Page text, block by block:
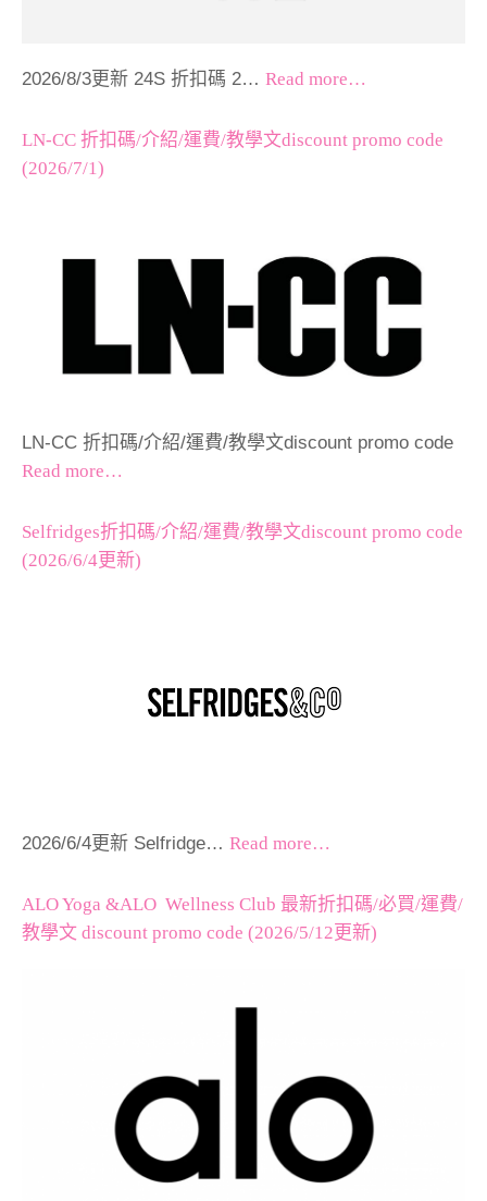
2026/8/3更新 24S 折扣碼 2… Read more…
LN-CC 折扣碼/介紹/運費/教學文discount promo code
(2026/7/1)
LN-CC 折扣碼/介紹/運費/教學文discount promo code
Read more…
Selfridges折扣碼/介紹/運費/教學文discount promo code
(2026/6/4更新)
2026/6/4更新 Selfridge… Read more…
ALO Yoga &ALO Wellness Club 最新折扣碼/必買/運費/
教學文 discount promo code (2026/5/12更新)